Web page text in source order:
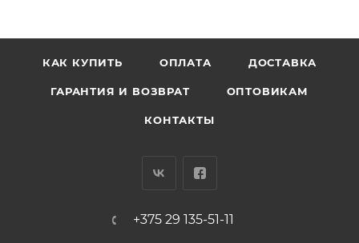
КАК КУПИТЬ ОПЛАТА ДОСТАВКА
ГАРАНТИЯ И ВОЗВРАТ ОПТОВИКАМ
КОНТАКТЫ
+375 29 135-51-11